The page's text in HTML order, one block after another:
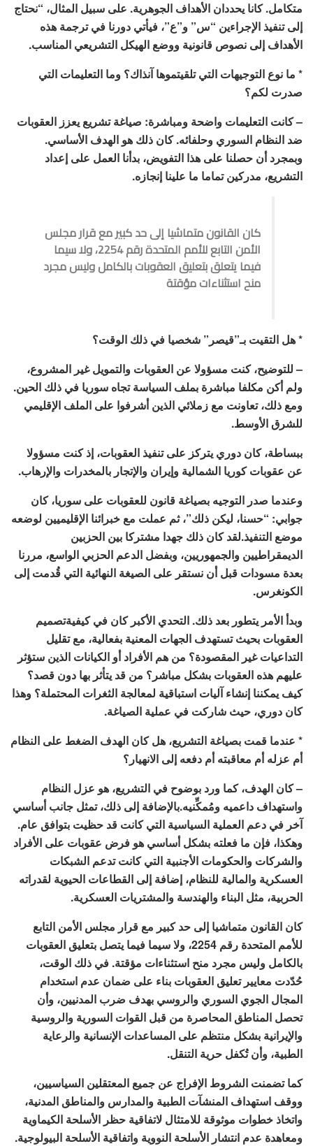
متكامل. كانا يحددان الأهداف الجوهرية. على سبيل المثال، “نحتاج
إلى تنفيذ الإجراءين “س” و”ع”، فيأتي دورنا في ترجمة هذه
الأهداف إلى نصوص قانونية ووضع الهيكل التشريعي المناسب.
* ما نوع التوجيهات التي تلقيتموها آنذاك؟ وما التعليمات التي
صدرت لكم؟
– كانت التعليمات واضحة ومباشرة: صياغة تشريع يعزز العقوبات
ضد النظام السوري وحلفائه. كان ذلك هو الهدف الأساسي.
وبمجرد أن حصلنا على هذا التفويض، بدأنا العمل على إعداد
التشريع، مدركين تماما ما علينا إنجازه.
كان القانون متماشيا إلى حد كبير مع قرار مجلس
الأمن التابع للأمم المتحدة رقم 2254، ولا سيما
فيما يتعلق بتعليق العقوبات بالكامل وليس مجرد
منح استثناءات مؤقتة
* هل التقيت بـ”قيصر” شخصيا في ذلك الوقت؟
– للتوضيح، كنت مسؤولا عن العقوبات والتمويل غير المشروع،
ولم أكن مكلفا مباشرة بملف السياسة تجاه سوريا في ذلك الحين.
ومع ذلك، تعاونت مع زملائي الذين أشرفوا على الملف الإقليمي
للشرق الأوسط.
ببساطة، كان دوري يتركز على تنفيذ العقوبات، إذ كنت مسؤولا
عن عقوبات كوريا الشمالية وإيران والإتجار بالمخدرات والإرهاب.
وعندما صدر التوجيه بصياغة قانون للعقوبات على سوريا، كان
جوابي: “حسنا، ليكن ذلك”، ثم عملت مع خبرائنا الإقليميين لوضعه
موضع التنفيذ.لقد كان ذلك جهدا مشتركا بين الحزبين
الديمقراطيين والجمهوريين، وبفضل الدعم الحزبي الواسع، مررنا
بعدة مسودات قبل أن نستقر على الصيغة النهائية التي قُدمت إلى
الكونغرس.
وبدأ الأمر يتطور بعد ذلك. التحدي الأكبر كان في كيفيةتصميم
العقوبات بحيث تستهدف الجهات المعنية بفعالية، مع تقليل
التداعيات غير المقصودة؟ من هم الأفراد أو الكيانات الذين ستؤثر
عليهم هذه العقوبات بشكل مباشر؟ من قد يتأثر بها دون قصد؟
كيف يمكننا إنشاء آليات استباقية لمعالجة الثغرات المحتملة؟ وهذا
كان دوري، حيث شاركت في عملية الصياغة.
* عندما قمت بصياغة التشريع، هل كان الهدف الضغط على النظام
أم عزله أم معاقبته أم دفعه إلى الانهيار؟
– كان الهدف، كما ورد بوضوح في التشريع، هو عزل النظام
واستهداف داعميه ومُمكِّنيه.بالإضافة إلى ذلك، تمثل جانب أساسي
آخر في دعم العملية السياسية التي كانت قد حظيت بتوافق عام.
وهكذا، فإن ما فعلته بشكل أساسي هو فرض عقوبات على الأفراد
والشركات والحكومات الأجنبية التي كانت تدعم الشبكات
العسكرية والمالية للنظام، إضافة إلى القطاعات الحيوية لقدراته
الحربية، مثل البناء والهندسة والمشتريات العسكرية.
كان القانون متماشيا إلى حد كبير مع قرار مجلس الأمن التابع
للأمم المتحدة رقم 2254، ولا سيما فيما يتصل بتعليق العقوبات
بالكامل وليس مجرد منح استثناءات مؤقتة. في ذلك الوقت،
حُدّدت معايير تعليق العقوبات بناء على ضمان عدم استخدام
المجال الجوي السوري والروسي بهدف ضرب المدنيين، وأن
تحصل المناطق المحاصرة من قبل القوات السورية والروسية
والإيرانية بشكل منتظم على المساعدات الإنسانية والرعاية
الطبية، وأن تُكفل حرية التنقل.
كما تضمنت الشروط الإفراج عن جميع المعتقلين السياسيين،
ووقف استهداف المنشآت الطبية والمدارس والمناطق المدنية،
واتخاذ خطوات موثوقة للامتثال لاتفاقية حظر الأسلحة الكيماوية
ومعاهدة عدم انتشار الأسلحة النووية واتفاقية الأسلحة البيولوجية.